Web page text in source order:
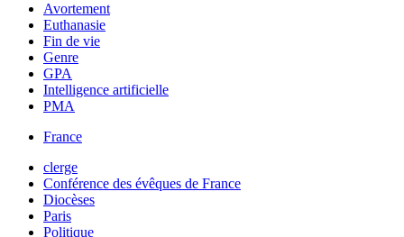
Avortement
Euthanasie
Fin de vie
Genre
GPA
Intelligence artificielle
PMA
France
clerge
Conférence des évêques de France
Diocèses
Paris
Politique